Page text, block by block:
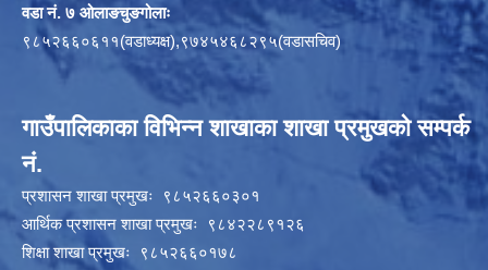
वडा नं. ७ ओलाङचुङगोलाः
९८५२६६०६११(वडाध्यक्ष),९७४५४६८२९५(वडासचिव)
गाउँपालिकाका विभिन्न शाखाका शाखा प्रमुखको सम्पर्क
नं.
प्रशासन शाखा प्रमुखः ९८५२६६०३०१
आर्थिक प्रशासन शाखा प्रमुखः ९८४२२८९१२६
शिक्षा शाखा प्रमुखः ९८५२६६०१७८